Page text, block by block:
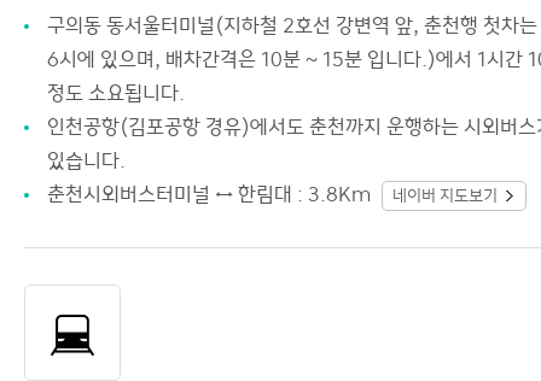
구의동 동서울터미널(지하철 2호선 강변역 앞, 춘천행 첫차는
6시에 있으며, 배차간격은 10분 ∼ 15분 입니다.)에서 1시간
정도 소요됩니다.
인천공항(김포공항 경유)에서도 춘천까지 운행하는 시외버스
있습니다.
춘천시외버스터미널 ↔ 한림대 : 3.8Km
네이버 지도보기